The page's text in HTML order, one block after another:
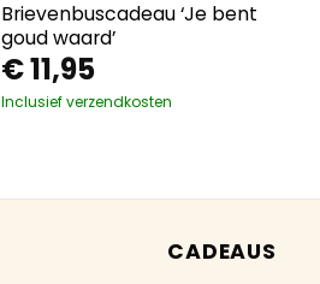
Brievenbuscadeau ‘Je bent
goud waard’
€11,95
Inclusief verzendkosten
CADEAUS